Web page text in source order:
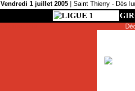
Vendredi 1 juillet 2005 | Saint Thierry - Dès
LIGUE 1